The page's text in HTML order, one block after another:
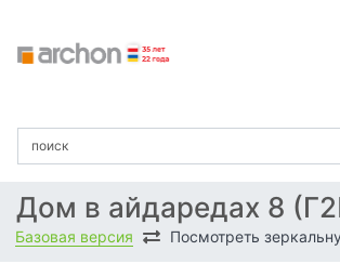
Дом в айдаредах 8
Базовая версия Посмотреть